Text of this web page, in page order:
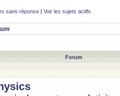
sans réponse | Voir les sujets actifs
Forum